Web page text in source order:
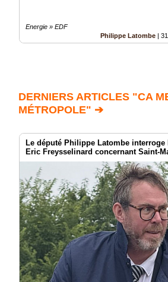
Energie » EDF
Philippe Latombe
DERNIERS ARTICLES "CA
MÉTROPOLE" ➔
Le député Philippe Latombe interroge
Eric Freysselinard concernant Saint-